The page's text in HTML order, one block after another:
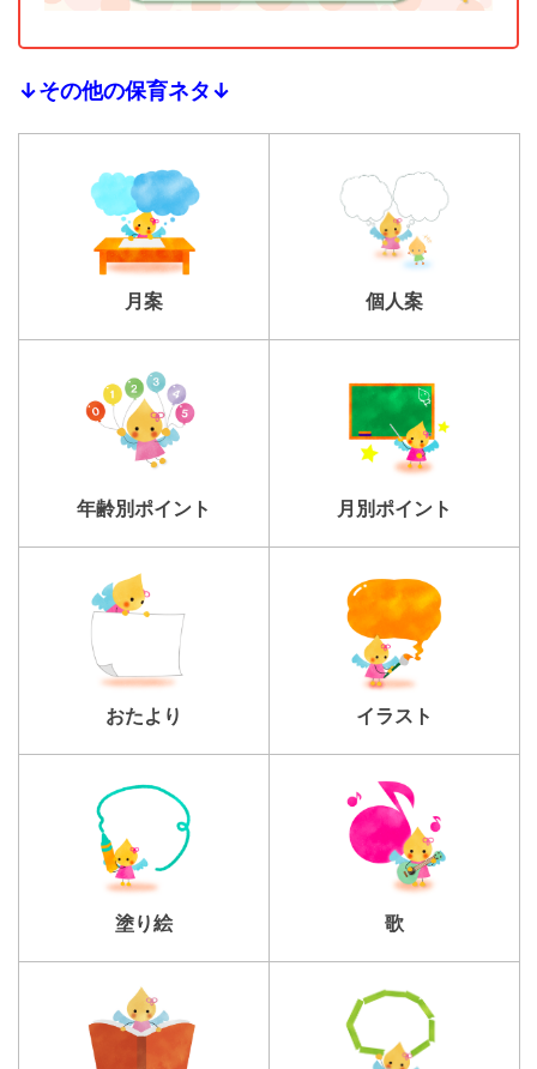
↓その他の保育ネタ↓
月案 個人案
年齢別ポイント 月別ポイント
おたより イラスト
塗り絵 歌